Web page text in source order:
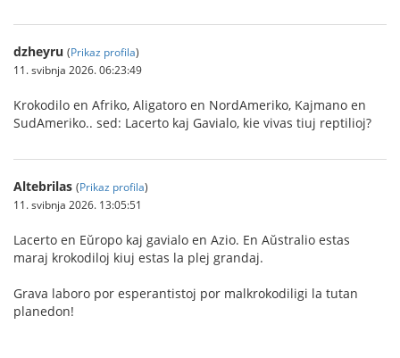
dzheyru (Prikaz profila)
11. svibnja 2026. 06:23:49
Krokodilo en Afriko, Aligatoro en NordAmeriko, Kajmano en
SudAmeriko.. sed: Lacerto kaj Gavialo, kie vivas tiuj reptilioj?
Altebrilas (Prikaz profila)
11. svibnja 2026. 13:05:51
Lacerto en Eŭropo kaj gavialo en Azio. En Aŭstralio estas
maraj krokodiloj kiuj estas la plej grandaj.
Grava laboro por esperantistoj por malkrokodiligi la tutan
planedon!